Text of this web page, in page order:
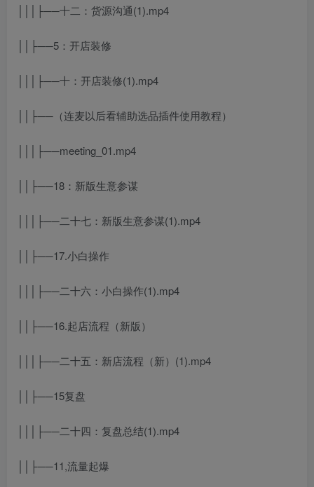
│││├──十二：货源沟通(1).mp4
││├──5：开店装修
│││├──十：开店装修(1).mp4
││├──（连麦以后看辅助选品插件使用教程）
│││├──meeting_01.mp4
││├──18：新版生意参谋
│││├──二十七：新版生意参谋(1).mp4
││├──17.小白操作
│││├──二十六：小白操作(1).mp4
││├──16.起店流程（新版）
│││├──二十五：新店流程（新）(1).mp4
││├──15复盘
│││├──二十四：复盘总结(1).mp4
││├──11,流量起爆